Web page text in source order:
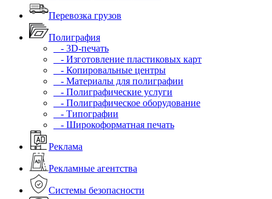
Перевозка грузов
Полиграфия
- 3D-печать
- Изготовление пластиковых карт
- Копировальные центры
- Материалы для полиграфии
- Полиграфические услуги
- Полиграфическое оборудование
- Типографии
- Широкоформатная печать
Реклама
Рекламные агентства
Системы безопасности